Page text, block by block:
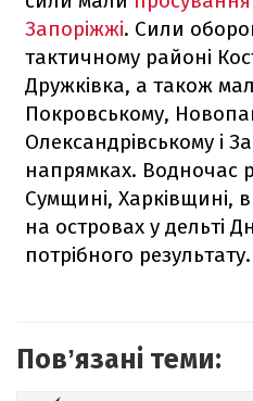
Запоріжжі. Сили
тактичному районі
Дружківка, а також
Покровському,
Олександрівському і
напрямках. Водночас
Сумщині, Харківщині,
на островах у дельті
потрібного результату.
Повʼязані теми: